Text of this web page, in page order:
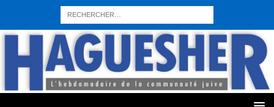
sohbet hattı numarası seks hattı numara istanbul escort bayanlar
sohbet hattı numaralar seks hattı numaralar"
numaraları sohbet hattı sex hattı telefonda seks numara sıcak sex
sohbet hattı canlı sohbet hatları sohbet numaraları
ucuz
sex sohbet hattı numaraları
yeni casino siteleri